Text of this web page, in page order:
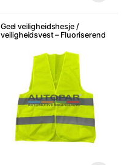
Geel veiligheidshesje /
veiligheidsvest – Fluoriserend